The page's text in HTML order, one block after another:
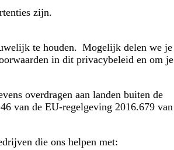
zijn.
te houden. Mogelijk delen we je
in dit privacybeleid en om je
overdragen aan landen buiten de
van de EU-regelgeving 2016.679 van
die ons helpen met: